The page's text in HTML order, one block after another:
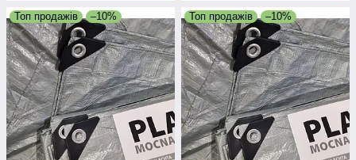
Топ продажів –10% Топ продажів –10%